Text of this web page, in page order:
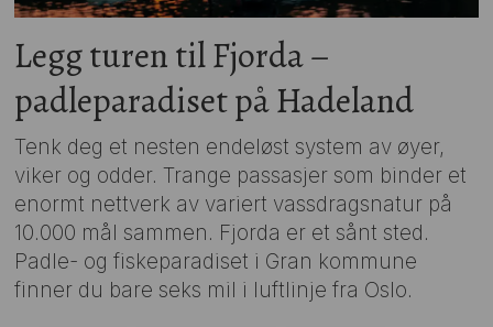
Legg turen til Fjorda –
padleparadiset på Hadeland
Tenk deg et nesten endeløst system av øyer,
viker og odder. Trange passasjer som binder et
enormt nettverk av variert vassdragsnatur på
10.000 mål sammen. Fjorda er et sånt sted.
Padle- og fiskeparadiset i Gran kommune
finner du bare seks mil i luftlinje fra Oslo.